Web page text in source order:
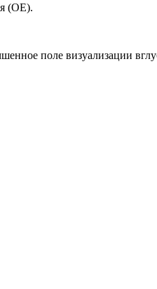
(OE).
поле визуализации